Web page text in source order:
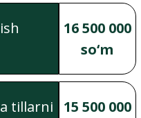
16 500 000
so‘m
tillarni
15 500 000